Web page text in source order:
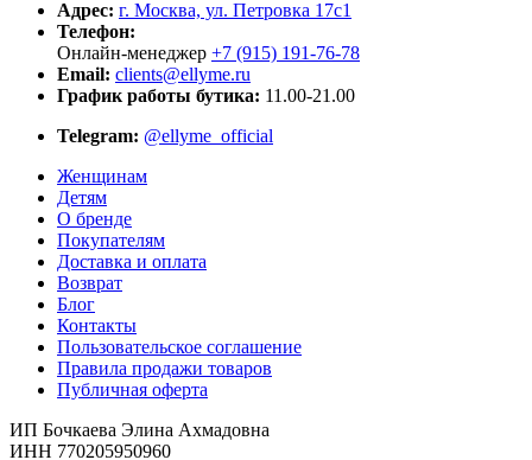
Адрес: г. Москва, ул. Петровка 17с1
Телефон:
Онлайн-менеджер +7 (915) 191-76-78
Email: clients@ellyme.ru
График работы бутика: 11.00-21.00
Telegram: @ellyme_official
Женщинам
Детям
О бренде
Покупателям
Доставка и оплата
Возврат
Блог
Контакты
Пользовательское соглашение
Правила продажи товаров
Публичная оферта
ИП Бочкаева Элина Ахмадовна
ИНН 770205950960